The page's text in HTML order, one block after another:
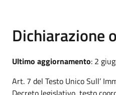
Dichiarazione
Ultimo aggiornamento: 2
Art. 7 del Testo Unico Sull’